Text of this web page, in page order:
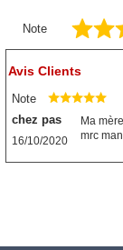
Note
Avis Clients
Note
chez pas
16/10/2020
Ma
mrc